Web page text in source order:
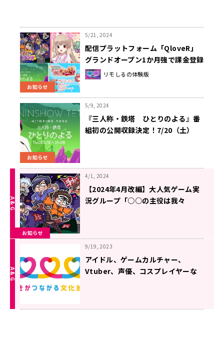
お知らせ
5/21, 2024
配信プラットフォーム「QloveR」
グランドオープン1か月強で課金登録
者2万人突破！「〇〇の主役は我々
だ！」「名取さな」「三人称・鉄
ど、有料チャンネルを展開中
リモしるの体験版
お知らせ
5/9, 2024
『三人称・鉄塔 ひとりのよる』番
組初の公開収録決定！7/20（土）
お知らせ
4/1, 2024
【2024年4月改編】大人気ゲーム実
況グループ「○○の主役は我々
9/19, 2023
アイドル、ゲームカルチャー、
Vtuber、声優、コスプレイヤーな